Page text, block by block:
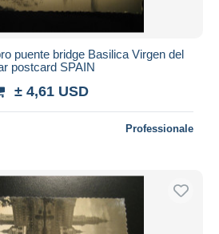
puente bridge Basilica Virgen del
postcard SPAIN
± 4,61 USD
Professionale